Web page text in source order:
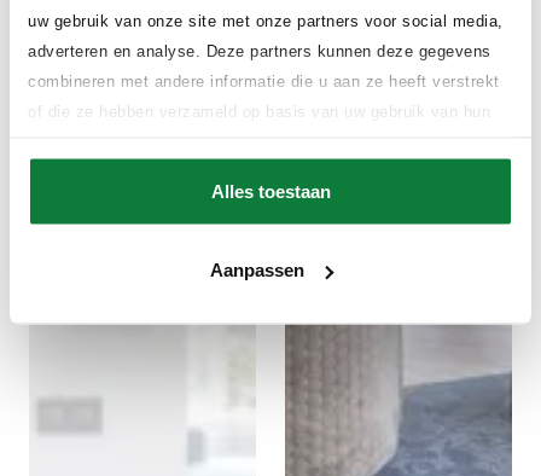
uw gebruik van onze site met onze partners voor social media,
adverteren en analyse. Deze partners kunnen deze gegevens
combineren met andere informatie die u aan ze heeft verstrekt
of die ze hebben verzameld op basis van uw gebruik van hun
Alles toestaan
Aanpassen